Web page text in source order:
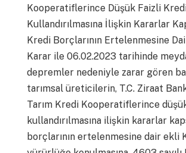
Kooperatiflerince Düşük Faizli
Kullandırılmasına İlişkin Kararlar
Kredi Borçlarının Ertelenmesine
Karar ile 06.02.2023 tarihinde
depremler nedeniyle zarar gören
tarımsal üreticilerin, T.C. Ziraat
Tarım Kredi Kooperatiflerince
kullandırılmasına ilişkin kararlar
borçlarının ertelenmesine dair ekli